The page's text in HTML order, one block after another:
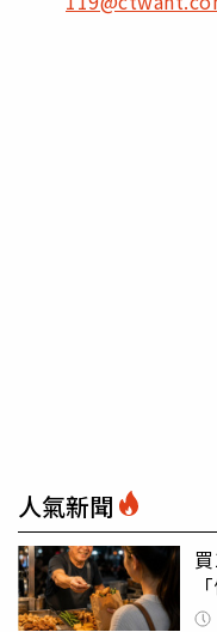
人氣新聞
灣